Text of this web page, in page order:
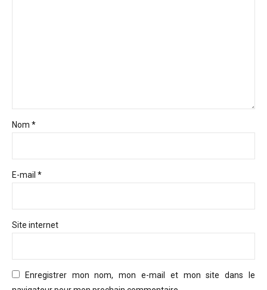
Nom *
E-mail *
Site internet
Enregistrer mon nom, mon e-mail et mon site dans le